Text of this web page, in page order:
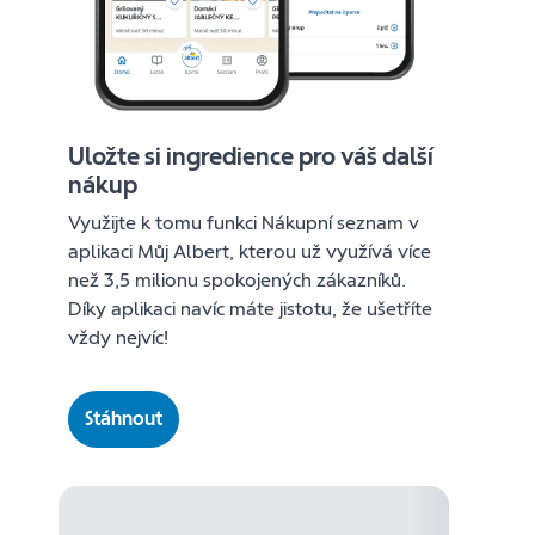
Uložte si ingredience pro váš další
nákup
Využijte k tomu funkci Nákupní seznam v
aplikaci Můj Albert, kterou už využívá více
než 3,5 milionu spokojených zákazníků.
Díky aplikaci navíc máte jistotu, že ušetříte
vždy nejvíc!
Stáhnout